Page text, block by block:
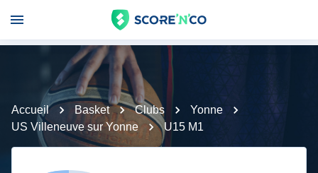
Accueil Basket Clubs
Yonne
US Villeneuve sur Yonne
U15 M1